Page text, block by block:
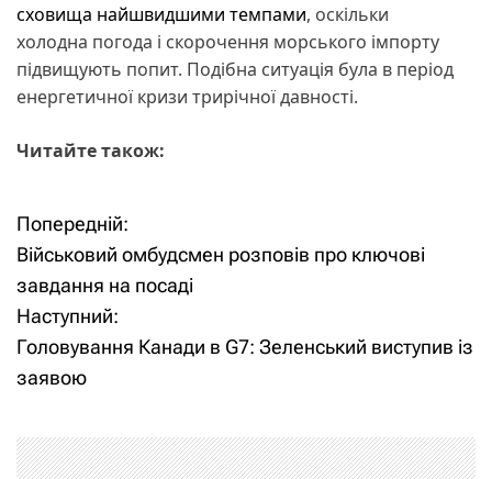
сховища найшвидшими темпами, оскільки
холодна погода і скорочення морського імпорту
підвищують попит. Подібна ситуація була в період
енергетичної кризи трирічної давності.
Читайте також:
Н
а
в
і
а
Попередній:
Військовий омбудсмен розповів про ключові
завдання на посаді
Наступний:
Головування Канади в G7: Зеленський виступив із
заявою